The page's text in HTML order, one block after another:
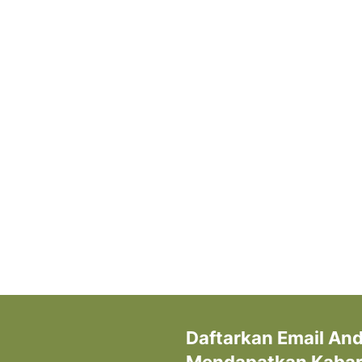
Daftarkan Email